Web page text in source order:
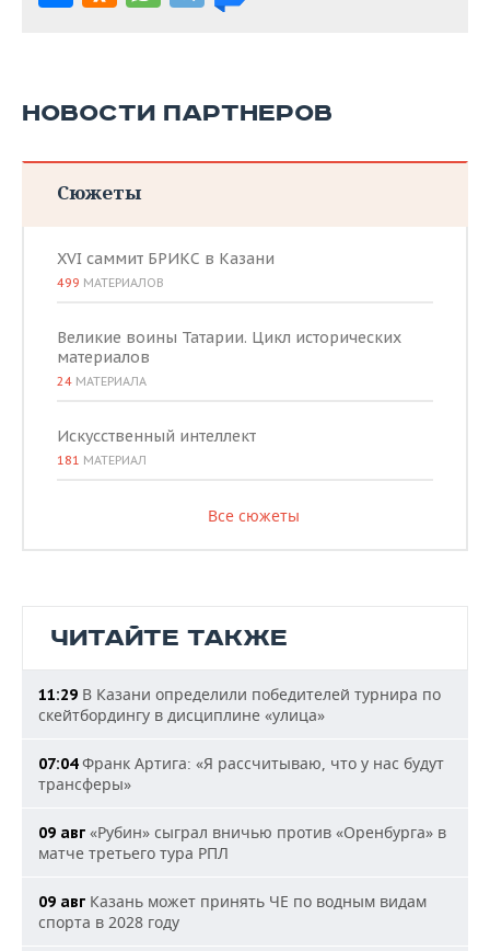
НОВОСТИ ПАРТНЕРОВ
Сюжеты
XVI саммит БРИКС в Казани
499 МАТЕРИАЛОВ
Великие воины Татарии. Цикл исторических
материалов
24 МАТЕРИАЛА
Искусственный интеллект
181 МАТЕРИАЛ
Все сюжеты
ЧИТАЙТЕ ТАКЖЕ
11:29 В Казани определили победителей турнира по
скейтбордингу в дисциплине «улица»
07:04Франк Артига: «Я рассчитываю, что у нас будут
трансферы»
09 авг «Рубин» сыграл вничью против «Оренбурга» в
матче третьего тура РПЛ
09 авг Казань может принять ЧЕ по водным видам
спорта в 2028 году